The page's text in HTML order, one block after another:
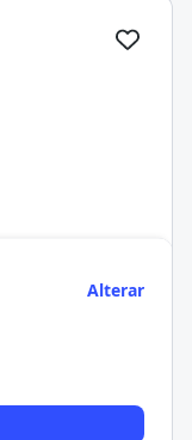
Alterar